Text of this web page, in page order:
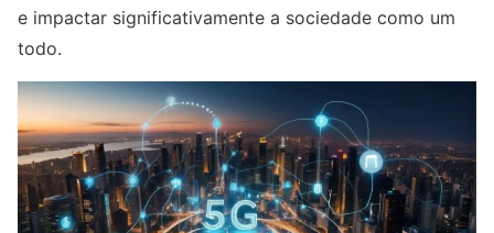
e impactar significativamente a sociedade como um
todo.